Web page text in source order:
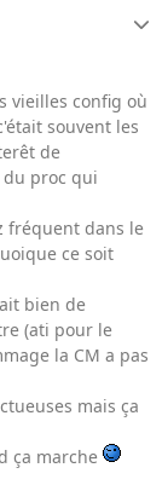
vieilles config où
souvent les
de
proc qui
fréquent dans le
ce soit
bien de
(ati pour le
la CM a pas
mais ça
ça marche